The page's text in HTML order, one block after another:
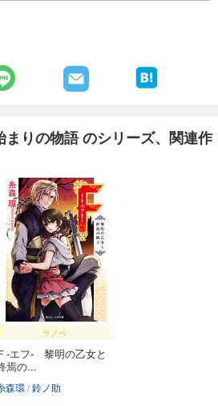
りの物語 のシリーズ、関連作
ラノベ
‐エフ‐ 黎明の乙女と
焉の...
森環 鈴ノ助